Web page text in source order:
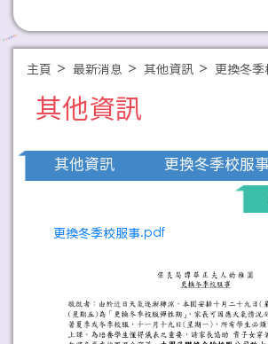
主頁 最新消息 其他資訊 更換冬
其他資訊
其他資訊 更換冬季校服
更換冬季校服事.pdf